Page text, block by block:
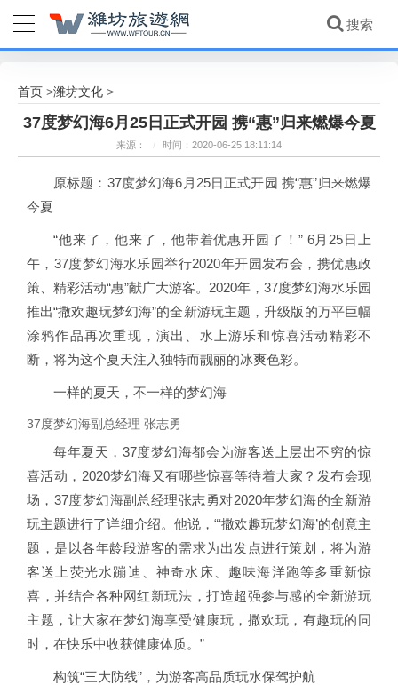
首页 >潍坊文化 >
37度梦幻海6月25日正式开园 携“惠”归来燃爆今夏
来源： / 时间：2020-06-25 18:11:14
原标题：37度梦幻海6月25日正式开园 携“惠”归来燃爆
今夏
“他来了，他来了，他带着优惠开园了！” 6月25日上
午，37度梦幻海水乐园举行2020年开园发布会，携优惠政
策、精彩活动“惠”献广大游客。2020年，37度梦幻海水乐园
推出“撒欢趣玩梦幻海”的全新游玩主题，升级版的万平巨幅
涂鸦作品再次重现，演出、水上游乐和惊喜活动精彩不
断，将为这个夏天注入独特而靓丽的冰爽色彩。
一样的夏天，不一样的梦幻海
37度梦幻海副总经理 张志勇
每年夏天，37度梦幻海都会为游客送上层出不穷的惊
喜活动，2020梦幻海又有哪些惊喜等待着大家？发布会现
场，37度梦幻海副总经理张志勇对2020年梦幻海的全新游
玩主题进行了详细介绍。他说，“‘撒欢趣玩梦幻海’的创意主
题，是以各年龄段游客的需求为出发点进行策划，将为游
客送上荧光水蹦迪、神奇水床、趣味海洋跑等多重新惊
喜，并结合各种网红新玩法，打造超强参与感的全新游玩
主题，让大家在梦幻海享受健康玩，撒欢玩，有趣玩的同
时，在快乐中收获健康体质。”
构筑“三大防线”，为游客高品质玩水保驾护航